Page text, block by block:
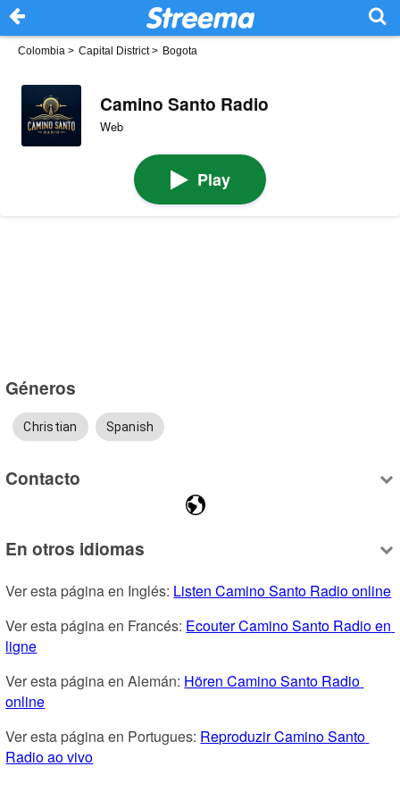
Colombia > Capital District> Bogota
Camino Santo Radio
Web
Play
Géneros
Christian Spanish
Contacto
En otros idiomas
Ver esta página en Inglés: Listen Camino Santo Radio online
Ver esta página en Francés: Ecouter Camino Santo Radio en
ligne
Ver esta página en Alemán: Hören Camino Santo Radio
online
Ver esta página en Portugues: Reproduzir Camino Santo
Radio ao vivo